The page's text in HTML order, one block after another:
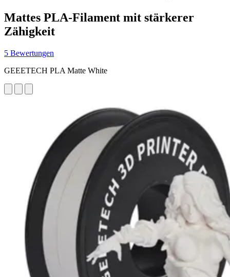
Mattes PLA-Filament mit stärkerer
Zähigkeit
5 Bewertungen
GEEETECH PLA Matte White